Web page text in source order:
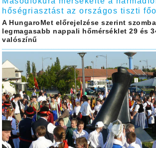
hőségriasztást az országos tiszti
A HungaroMet előrejelzése szerint
legmagasabb nappali hőmérséklet 29 és
valószínű